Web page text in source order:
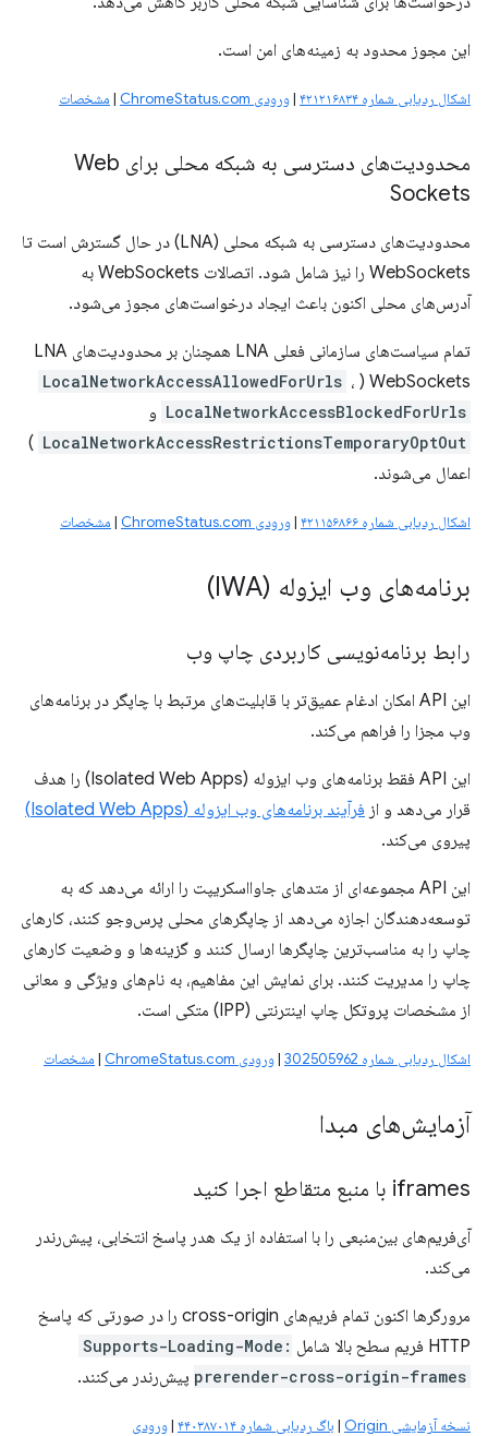
این مجوز محدود به زمینه‌های امن است.
اشکال ردیابی شماره ۴۲۱۲۱۶۸۳۴ |ورودی ChromeStatus.com | مشخصات
محدودیت‌های دسترسی به شبکه محلی برای Web
Sockets
محدودیت‌های دسترسی به شبکه محلی (LNA) در حال گسترش است تا
WebSockets را نیز شامل شود. اتصالات WebSockets به
آدرس‌های محلی اکنون باعث ایجاد درخواست‌های مجوز می‌شود.
تمام سیاست‌های سازمانی فعلی LNA همچنان بر محدودیت‌های LNA
WebSockets (
LocalNetworkAccessAllowedForUrls ،
LocalNetworkAccessBlockedForUrls و
LocalNetworkAccessRestrictionsTemporaryOptOut
)
اعمال می‌شوند.
اشکال ردیابی شماره ۴۲۱۱۵۶۸۶۶ |ورودی ChromeStatus.com | مشخصات
برنامه‌های وب ایزوله (IWA)
رابط برنامه‌نویسی کاربردی چاپ وب
این API امکان ادغام عمیق‌تر با قابلیت‌های مرتبط با چاپگر در برنامه‌های
وب مجزا را فراهم می‌کند.
این API فقط برنامه‌های وب ایزوله (Isolated Web Apps) را هدف
قرار می‌دهد و از فرآیند برنامه‌های وب ایزوله (Isolated Web Apps)
پیروی می‌کند.
این API مجموعه‌ای از متدهای جاوااسکریپت را ارائه می‌دهد که به
توسعه‌دهندگان اجازه می‌دهد از چاپگرهای محلی پرس‌وجو کنند، کارهای
چاپ را به مناسب‌ترین چاپگرها ارسال کنند و گزینه‌ها و وضعیت کارهای
چاپ را مدیریت کنند. برای نمایش این مفاهیم، ​​به نام‌های ویژگی و معانی
از مشخصات پروتکل چاپ اینترنتی (IPP) متکی است.
اشکال ردیابی شماره 302505962 |ورودی ChromeStatus.com | مشخصات
آزمایش‌های مبدا
iframes با منبع متقاطع اجرا کنید
آی‌فریم‌های بین‌منبعی را با استفاده از یک هدر پاسخ انتخابی، پیش‌رندر
می‌کند.
مرورگرها اکنون تمام فریم‌های cross-origin را در صورتی که پاسخ
HTTP فریم سطح بالا شامل
Supports-Loading-Mode:
prerender-cross-origin-frames پیش‌رندر می‌کنند.
نسخه آزمایشی Origin | باگ ردیابی شماره ۴۴۰۳۸۷۰۱۴ |ورودی